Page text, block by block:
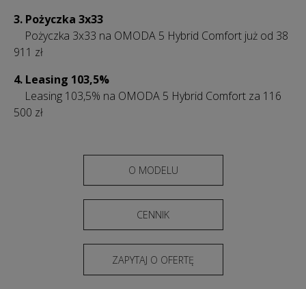
3. Pożyczka 3x33
Pożyczka 3x33 na OMODA 5 Hybrid Comfort już od 38
911 zł
4. Leasing 103,5%
Leasing 103,5% na OMODA 5 Hybrid Comfort za 116
500 zł
O MODELU
CENNIK
ZAPYTAJ O OFERTĘ